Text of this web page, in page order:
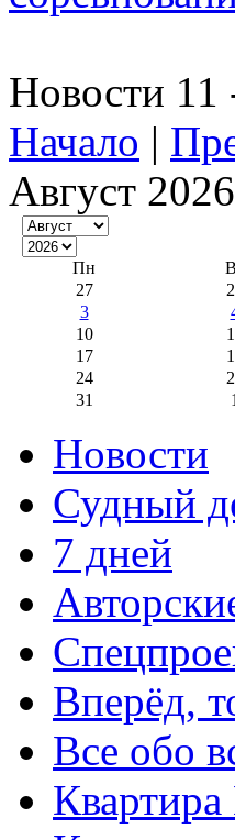
Новости 11
Начало |
Август 2026
Пн
27
3
10
17
24
31
1
Новости
Судный
7 дней
Вперёд,
Все обо